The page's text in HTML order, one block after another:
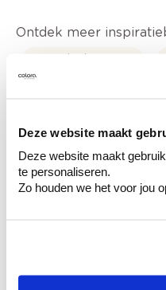
Deze website maakt
Deze website maakt
te personaliseren.
Zo houden we het voor jou
Ontdek meer
en je meubels.